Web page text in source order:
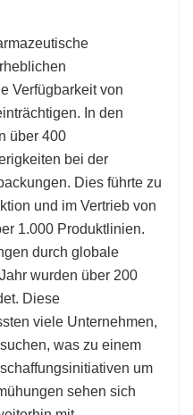
Verfügbarkeit von
In den
über 400
bei der
Dies führte zu
und im Vertrieb von
1.000 Produktlinien.
durch globale
wurden über 200
Diese
viele Unternehmen,
was zu einem
um
sehen sich